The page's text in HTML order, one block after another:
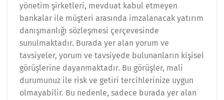
yönetim şirketleri, mevduat kabul etmeyen
bankalar ile müşteri arasında imzalanacak yatırım
danışmanlığı sözleşmesi çerçevesinde
sunulmaktadır. Burada yer alan yorum ve
tavsiyeler, yorum ve tavsiyede bulunanların kişisel
görüşlerine dayanmaktadır. Bu görüşler, mali
durumunuz ile risk ve getiri tercihlerinize uygun
olmayabilir. Bu nedenle, sadece burada yer alan